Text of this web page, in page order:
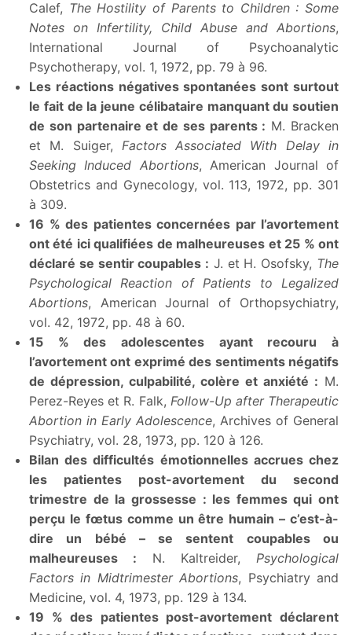
Calef, The Hostility of Parents to Children : Some
Notes on Infertility, Child Abuse and Abortions,
International Journal of Psychoanalytic
Psychotherapy, vol. 1, 1972, pp. 79 à 96.
Les réactions négatives spontanées sont surtout
le fait de la jeune célibataire manquant du soutien
de son partenaire et de ses parents : M. Bracken
et M. Suiger, Factors Associated With Delay in
Seeking Induced Abortions, American Journal of
Obstetrics and Gynecology, vol. 113, 1972, pp. 301
à 309.
16 % des patientes concernées par l’avortement
ont été ici qualifiées de malheureuses et 25 % ont
déclaré se sentir coupables : J. et H. Osofsky, The
Psychological Reaction of Patients to Legalized
Abortions, American Journal of Orthopsychiatry,
vol. 42, 1972, pp. 48 à 60.
15 % des adolescentes ayant recouru à
l’avortement ont exprimé des sentiments négatifs
de dépression, culpabilité, colère et anxiété : M.
Perez-Reyes et R. Falk, Follow-Up after Therapeutic
Abortion in Early Adolescence, Archives of General
Psychiatry, vol. 28, 1973, pp. 120 à 126.
Bilan des difficultés émotionnelles accrues chez
les patientes post-avortement du second
trimestre de la grossesse : les femmes qui ont
perçu le fœtus comme un être humain – c’est-à-
dire un bébé – se sentent coupables ou
malheureuses : N. Kaltreider, Psychological
Factors in Midtrimester Abortions, Psychiatry and
Medicine, vol. 4, 1973, pp. 129 à 134.
19 % des patientes post-avortement déclarent